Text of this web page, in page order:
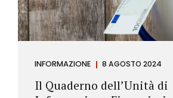
INFORMAZIONE 8 AGOSTO 2024
Il Quaderno dell’Unità di